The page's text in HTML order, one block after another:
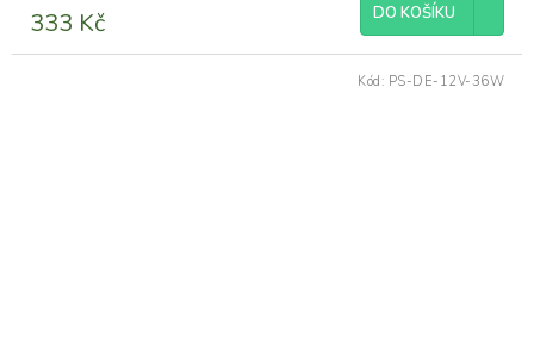
333 Kč DO KOŠÍKU
Kód: PS-DE-12V-36W